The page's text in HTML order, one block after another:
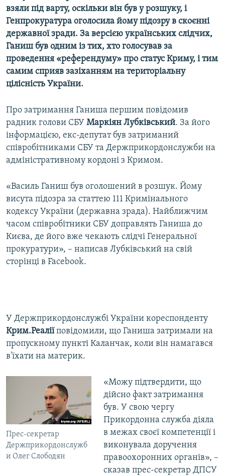
взяли під варту, оскільки він був у розшуку, і
Генпрокуратура оголосила йому підозру в скоєнні
державної зради. За версією українських слідчих,
Ганиш був одним із тих, хто голосував за
проведення «референдуму» про статус Криму, і тим
самим сприяв зазіханням на територіальну
цілісність України.
Про затримання Ганиша першим повідомив
радник голови СБУ Маркіян Лубківський. За його
інформацією, екс-депутат був затриманий
співробітниками СБУ та Держприкордонслужби на
адміністративному кордоні з Кримом.
«Василь Ганиш був оголошений в розшук. Йому
висута підозра за статтею 111 Кримінального
кодексу України (державна зрада). Найближчим
часом співробітники СБУ доправлять Ганиша до
Києва, де його вже чекають слідчі Генеральної
прокуратури», – написав Лубківський на свій
сторінці в Facebook.
У Держприкордонслужбі України кореспонденту
Крим.Реаліїповідомили, що Ганиша затримали на
пропускному пункті Каланчак, коли він намагався
в'їхати на материк.
Прес-секретар
Держприкордонслужб
и Олег Слободян
​«Можу підтвердити, що
дійсно факт затримання
був. У свою чергу
Прикордонна служба діяла
в межах своєї компетенції і
виконувала доручення
правоохоронних органів», –
сказав прес-секретар ДПСУ